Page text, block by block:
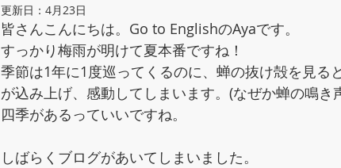
更新日： 4月23日
皆さんこんにちは。Go to EnglishのAyaです。
すっかり梅雨が明けて夏本番ですね！
季節は1年に1度巡ってくるのに、蝉の抜け殻を見る
が込み上げ、感動してしまいます。(なぜか蝉の鳴き
四季があるっていいですね。
しばらくブログがあいてしまいました。